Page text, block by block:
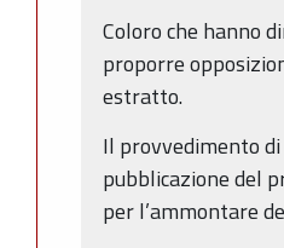
Coloro che hanno
proporre
estratto.
Il provvedimento
pubblicazione del
per l’ammontare